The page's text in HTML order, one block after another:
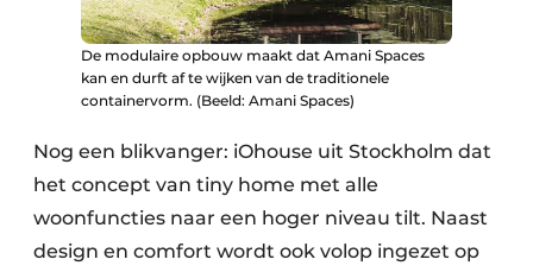
De modulaire opbouw maakt dat Amani Spaces
kan en durft af te wijken van de traditionele
containervorm. (Beeld: Amani Spaces)
Nog een blikvanger: iOhouse uit Stockholm dat
het concept van tiny home met alle
woonfuncties naar een hoger niveau tilt. Naast
design en comfort wordt ook volop ingezet op